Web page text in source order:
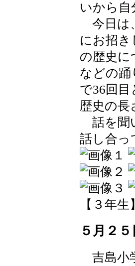
いから
今日は
にお招
の歴史に
などの踊
で36回
歴史の長
話を聞
話し合っ
【３年
５月２
吉島小